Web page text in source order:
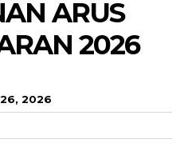
ARUS
2026
26, 2026